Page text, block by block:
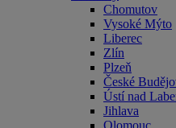
Chomutov
Vysoké Mýto
Liberec
Zlín
Plzeň
České
Ústí nad
Jihlava
Olomouc